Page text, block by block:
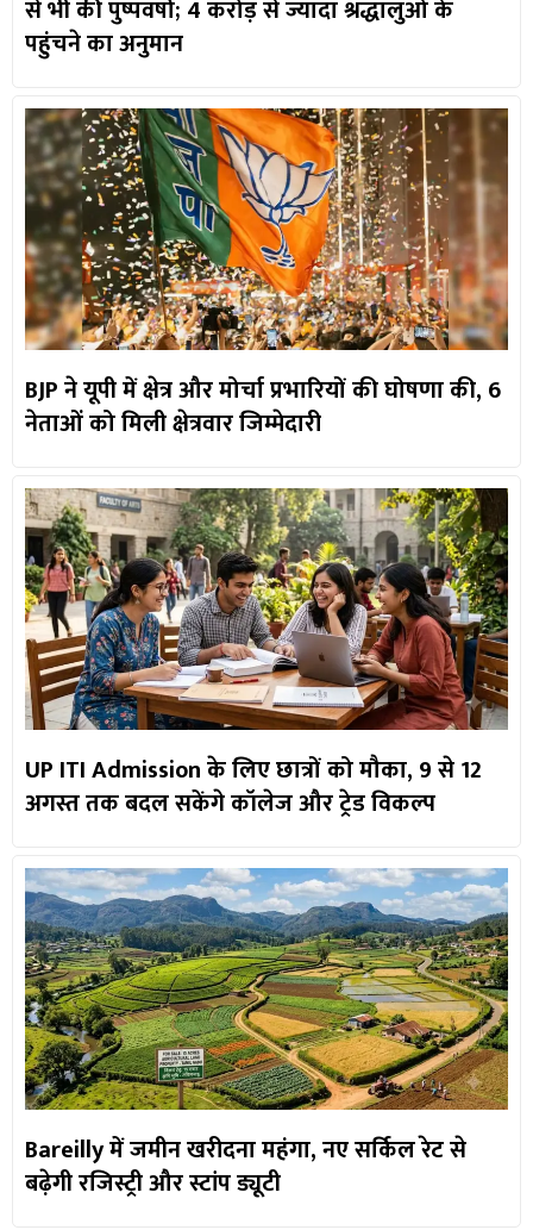
से भी की पुष्पवर्षा; 4 करोड़ से ज्यादा श्रद्धालुओं के
पहुंचने का अनुमान
BJP ने यूपी में क्षेत्र और मोर्चा प्रभारियों की घोषणा की, 6
नेताओं को मिली क्षेत्रवार जिम्मेदारी
UP ITI Admission के लिए छात्रों को मौका, 9 से 12
अगस्त तक बदल सकेंगे कॉलेज और ट्रेड विकल्प
Bareilly में जमीन खरीदना महंगा, नए सर्किल रेट से
बढ़ेगी रजिस्ट्री और स्टांप ड्यूटी